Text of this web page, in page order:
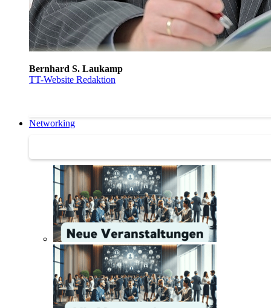
Bernhard S. Laukamp
TT-Website Redaktion
Networking